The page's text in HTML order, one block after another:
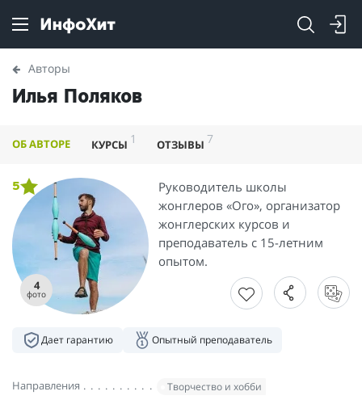
Авторы
Илья Поляков
ОБ АВТОРЕ КУРСЫ 1 ОТЗЫВЫ 7
4
фото
5
Руководитель школы
жонглеров «Ого», организатор
жонглерских курсов и
преподаватель с 15-летним
опытом.
Дает гарантию Опытный преподаватель
Направления Творчество и хобби